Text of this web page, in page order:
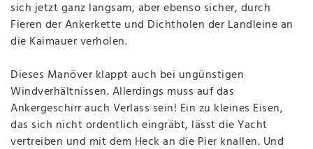
sich jetzt ganz langsam, aber ebenso sicher, durch
Fieren der Ankerkette und Dichtholen der Landleine an
die Kaimauer verholen.
Dieses Manöver klappt auch bei ungünstigen
Windverhältnissen. Allerdings muss auf das
Ankergeschirr auch Verlass sein! Ein zu kleines Eisen,
das sich nicht ordentlich eingräbt, lässt die Yacht
vertreiben und mit dem Heck an die Pier knallen. Und